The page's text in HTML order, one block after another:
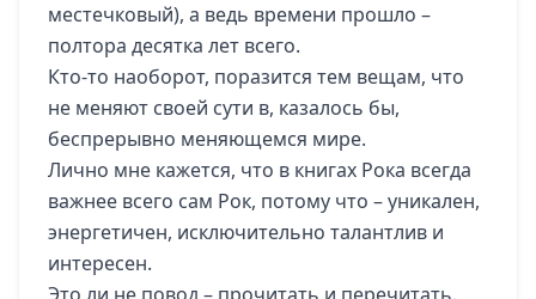
местечковый), а ведь времени прошло –
полтора десятка лет всего.
Кто-то наоборот, поразится тем вещам, что
не меняют своей сути в, казалось бы,
беспрерывно меняющемся мире.
Лично мне кажется, что в книгах Рока всегда
важнее всего сам Рок, потому что – уникален,
энергетичен, исключительно талантлив и
интересен.